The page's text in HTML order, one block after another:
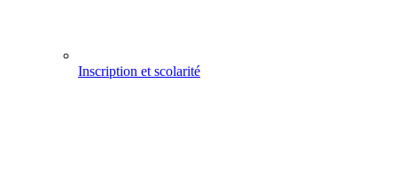
Inscription et scolarité